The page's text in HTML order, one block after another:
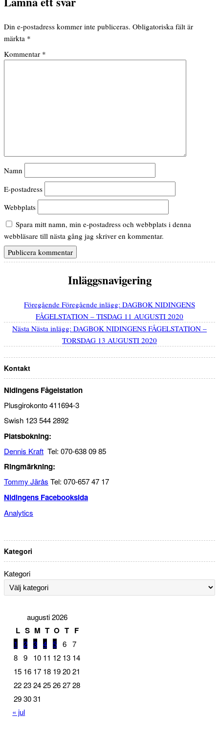
Din e-postadress kommer inte publiceras. Obligatoriska fält är
märkta *
Kommentar *
Namn
E-postadress
Webbplats
Spara mitt namn, min e-postadress och webbplats i denna
webbläsare till nästa gång jag skriver en kommentar.
Inläggsnavigering
Föregående Föregående inlägg: DAGBOK NIDINGENS
FÅGELSTATION – TISDAG 11 AUGUSTI 2020
Nästa Nästa inlägg: DAGBOK NIDINGENS FÅGELSTATION –
TORSDAG 13 AUGUSTI 2020
Kontakt
Nidingens Fågelstation
Plusgirokonto 411694-3
Swish 123 544 2892
Platsbokning:
Dennis Kraft Tel: 070-638 09 85
Ringmärkning:
Tommy Järås Tel: 070-657 47 17
Nidingens Facebooksida
Analytics
Kategori
Kategori
augusti 2026
L S M T O T F
1 2 3 4 5 6 7
8 9 10 11 12 13 14
15 16 17 18 19 20 21
22 23 24 25 26 27 28
29 30 31
« jul